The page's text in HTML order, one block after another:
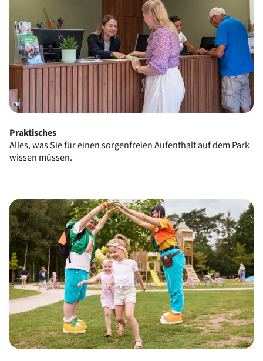
Praktisches
Alles, was Sie für einen sorgenfreien Aufenthalt auf dem Park
wissen müssen.